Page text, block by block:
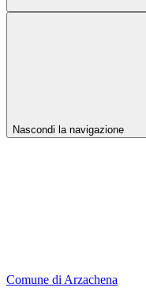
Nascondi la navigazione
Comune di Arzachena